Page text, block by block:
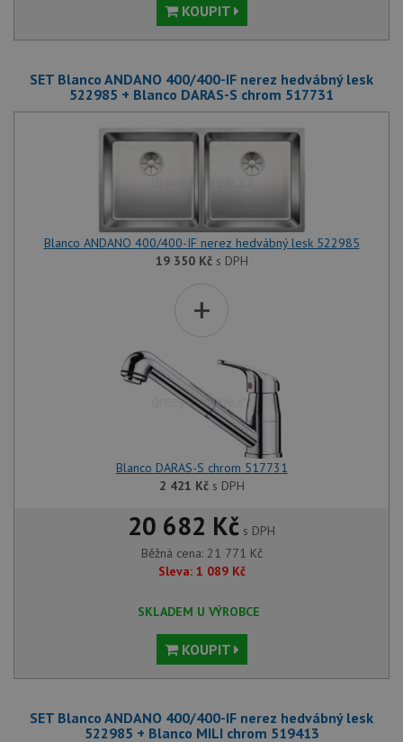
KOUPIT
SET Blanco ANDANO 400/400-IF nerez hedvábný lesk
522985 + Blanco DARAS-S chrom 517731
Blanco ANDANO 400/400-IF nerez hedvábný lesk 522985
19 350 Kčs DPH
+
Blanco DARAS-S chrom 517731
2 421 Kčs DPH
20 682 Kč s DPH
Běžná cena: 21 771 Kč
Sleva: 1 089 Kč
SKLADEM U VÝROBCE
KOUPIT
SET Blanco ANDANO 400/400-IF nerez hedvábný lesk
522985 + Blanco MILI chrom 519413